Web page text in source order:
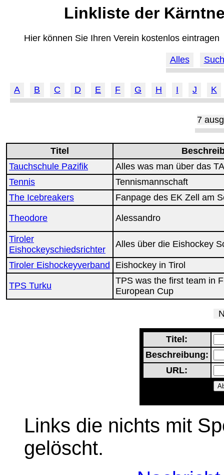
Linkliste der
Hier können Sie Ihren Verein kostenlos eintragen
Alles
A B C D E F G H I J K
7
Titel
Tauchschule Pazifik
Alles was man über das
Tennis
Tennismannschaft
The Icebreakers
Fanpage des EK Zell am
Theodore Alessandro
Tiroler
Eishockeyschiedsrichter
Alles über die Eishockey
Tiroler Eishockeyverband Eishockey in Tirol
TPS Turku
TPS was the first team in
European Cup
Titel:
Beschreibung:
URL:
Links die nichts mit
gelöscht.